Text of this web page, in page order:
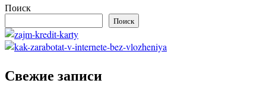
Поиск
Поиск
Свежие записи